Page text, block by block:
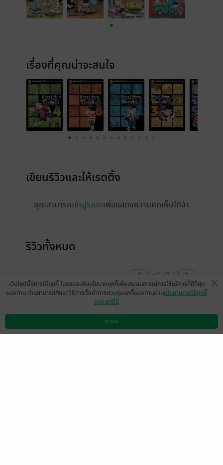
เรื่องที่คุณน่าจะสนใจ
เขียนรีวิวและให้เรตติ้ง
คุณสามารถเข้าสู่ระบบเพื่อแสดงความคิดเห็นได้จ้า
รีวิวทั้งหมด
หน้าที่ 1
ดาวน์โหลดแอป วิธีการใช้งาน ติดต่อเรา
เว็บไซต์นี้มีการใช้คุกกี้ โปรดยอมรับนโยบายคุกกี้เพื่อประสบการณ์การใช้บริการที่ดีที่สุด
ของท่าน ท่านสามารถศึกษาวิธีการตั้งค่าการควบคุมคุกกี้ของท่านผ่านนโยบายการใช้คุกกี้
ของเราที่นี่
ตกลง